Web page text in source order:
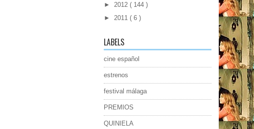
► 2012 ( 144 )
► 2011 ( 6 )
LABELS
cine español
estrenos
festival málaga
PREMIOS
QUINIELA